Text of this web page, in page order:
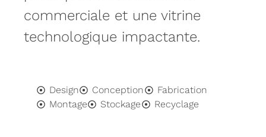
commerciale et une vitrine
technologique impactante.
Design Conception
Fabrication
Montage
Stockage Recyclage